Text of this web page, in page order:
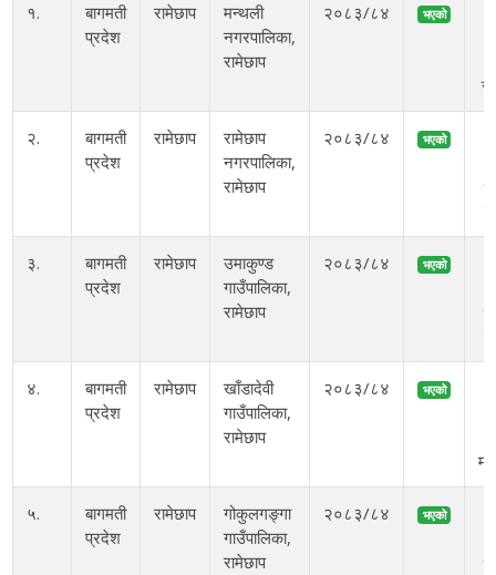
१.
बागमती
प्रदेश
रामेछाप
मन्थली
नगरपालिका,
रामेछाप
२०८३/८४ भएको
२.
बागमती
प्रदेश
रामेछाप
रामेछाप
नगरपालिका,
रामेछाप
२०८३/८४ भएको
३.
बागमती
प्रदेश
रामेछाप
उमाकुण्ड
गाउँपालिका,
रामेछाप
२०८३/८४ भएको
४.
बागमती
प्रदेश
रामेछाप
खाँडादेवी
गाउँपालिका,
रामेछाप
२०८३/८४ भएको
५.
बागमती
प्रदेश
रामेछाप
गोकुलगङ्गा
गाउँपालिका,
रामेछाप
२०८३/८४ भएको